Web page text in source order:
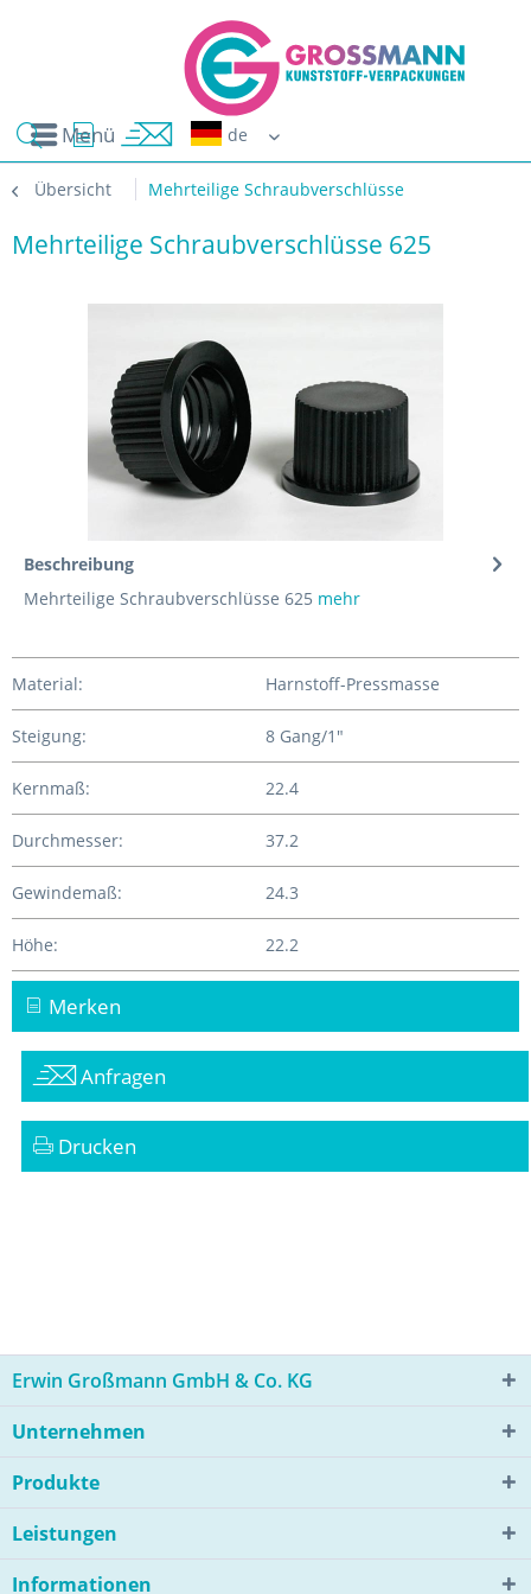
Menü
Übersicht Mehrteilige Schraubverschlüsse
Mehrteilige Schraubverschlüsse 625
Beschreibung
Mehrteilige Schraubverschlüsse 625 mehr
Material: Harnstoff-Pressmasse
Steigung: 8 Gang/1"
Kernmaß: 22.4
Durchmesser: 37.2
Gewindemaß: 24.3
Höhe: 22.2
Merken
Anfragen
Drucken
Erwin Großmann GmbH & Co. KG
Unternehmen
Produkte
Leistungen
Informationen